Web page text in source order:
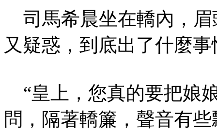
司馬希晨坐在轎內，眉
又疑惑，到底出了什麼
“皇上，您真的要把娘
問，隔著轎簾，聲音有